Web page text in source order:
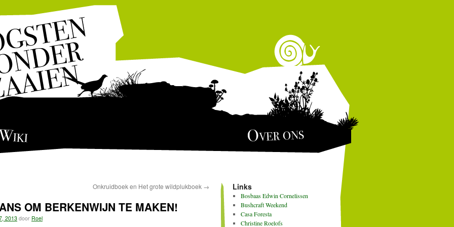
Wiki Over ons
Onkruidboek en Het grote wildplukboek →
OM BERKENWIJN TE MAKEN!
2013door Roel
Links
Bosbaas Edwin Cornelissen
Bushcraft Weekend
Casa Foresta
Christine Roelofs